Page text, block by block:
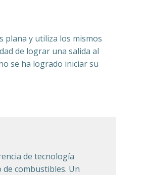
plana y utiliza los mismos
de lograr una salida al
se ha logrado iniciar su
de tecnología
combustibles. Un